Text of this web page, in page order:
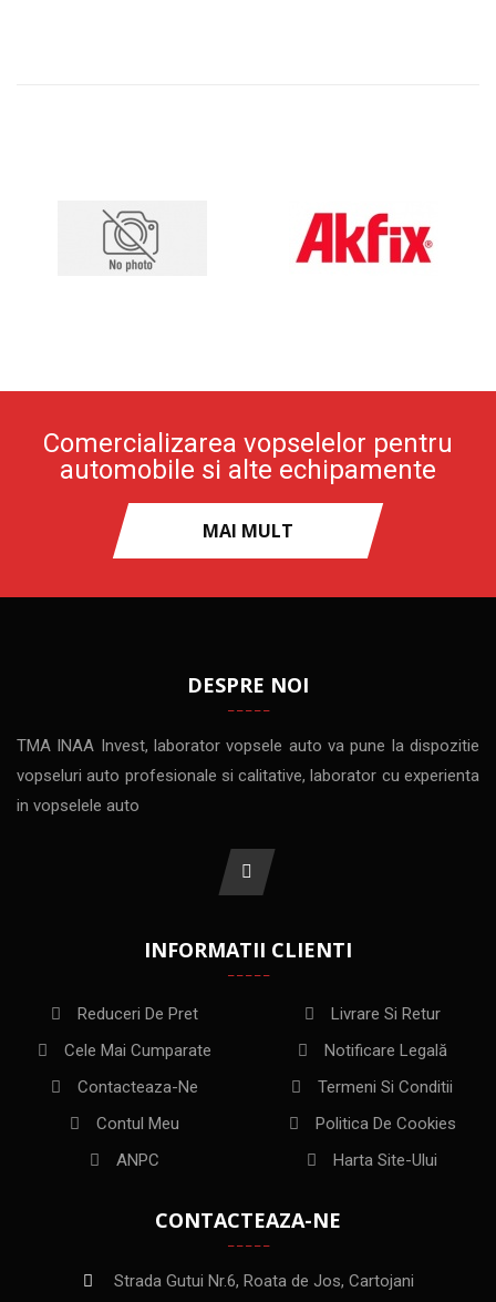
Comercializarea vopselelor pentru
automobile si alte echipamente
MAI MULT
DESPRE NOI
TMA INAA Invest, laborator vopsele auto va pune la dispozitie
vopseluri auto profesionale si calitative, laborator cu experienta
in vopselele auto
INFORMATII CLIENTI
Reduceri De Pret
Cele Mai Cumparate
Contacteaza-Ne
Contul Meu
ANPC
Livrare Si Retur
Notificare Legală
Termeni Si Conditii
Politica De Cookies
Harta Site-Ului
CONTACTEAZA-NE
Strada Gutui Nr.6, Roata de Jos, Cartojani